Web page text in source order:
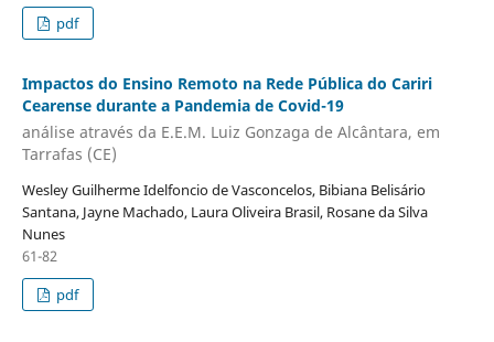
pdf
Impactos do Ensino Remoto na Rede Pública do Cariri
Cearense durante a Pandemia de Covid-19
análise através da E.E.M. Luiz Gonzaga de Alcântara, em
Tarrafas (CE)
Wesley Guilherme Idelfoncio de Vasconcelos, Bibiana Belisário
Santana, Jayne Machado, Laura Oliveira Brasil, Rosane da Silva
Nunes
61-82
pdf